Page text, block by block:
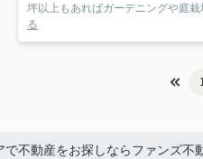
坪以上もあればガーデニングや庭
る
不動産をお探しならファンズ不